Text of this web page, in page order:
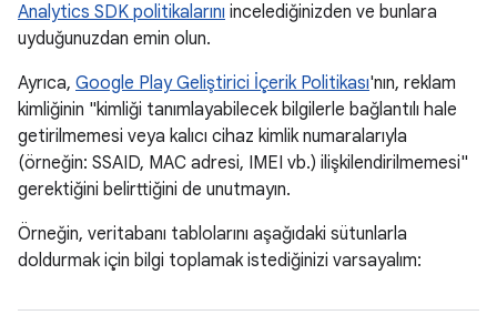
Analytics SDK politikalarını incelediğinizden ve bunlara
uyduğunuzdan emin olun.
Ayrıca, Google Play Geliştirici İçerik Politikası'nın, reklam
kimliğinin "kimliği tanımlayabilecek bilgilerle bağlantılı hale
getirilmemesi veya kalıcı cihaz kimlik numaralarıyla
(örneğin: SSAID, MAC adresi, IMEI vb.) ilişkilendirilmemesi"
gerektiğini belirttiğini de unutmayın.
Örneğin, veritabanı tablolarını aşağıdaki sütunlarla
doldurmak için bilgi toplamak istediğinizi varsayalım: